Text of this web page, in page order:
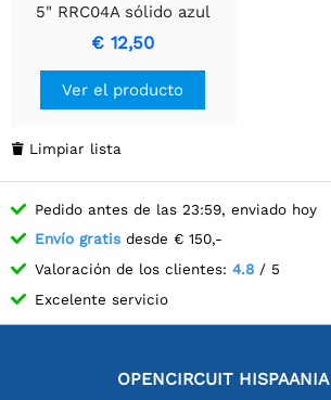
5" RRC04A sólido azul
claro
€ 12,50
Ver el producto
 Limpiar lista
Pedido antes de las 23:59, enviado hoy
Envío gratis desde € 150,-
Valoración de los clientes: 4.8 / 5
Excelente servicio
OPENCIRCUIT HISPAANIA